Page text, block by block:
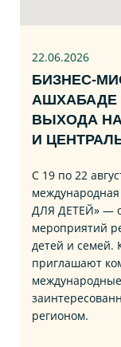
22.06.2026
ВЫХОДА
И
С 19 по 22
международная
ДЛЯ ДЕТЕЙ» —
мероприятий
детей и семей.
приглашают
регионом.